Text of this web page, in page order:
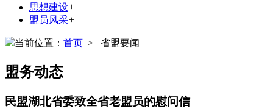
思想建设+
盟员风采+
当前位置： 首页 > 省盟要闻
盟务动态
民盟湖北省委致全省老盟员的慰问信